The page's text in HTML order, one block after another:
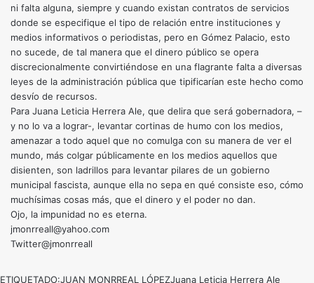
ni falta alguna, siempre y cuando existan contratos de servicios
donde se especifique el tipo de relación entre instituciones y
medios informativos o periodistas, pero en Gómez Palacio, esto
no sucede, de tal manera que el dinero público se opera
discrecionalmente convirtiéndose en una flagrante falta a diversas
leyes de la administración pública que tipificarían este hecho como
desvío de recursos.
Para Juana Leticia Herrera Ale, que delira que será gobernadora, –
y no lo va a lograr-, levantar cortinas de humo con los medios,
amenazar a todo aquel que no comulga con su manera de ver el
mundo, más colgar públicamente en los medios aquellos que
disienten, son ladrillos para levantar pilares de un gobierno
municipal fascista, aunque ella no sepa en qué consiste eso, cómo
muchísimas cosas más, que el dinero y el poder no dan.
Ojo, la impunidad no es eterna.
jmonrreall@yahoo.com
Twitter@jmonrreall
ETIQUETADO:JUAN MONRREAL LÓPEZJuana Leticia Herrera Ale